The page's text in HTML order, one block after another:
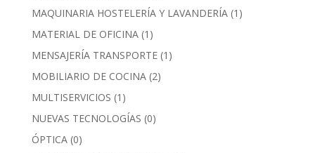
MAQUINARIA HOSTELERÍA Y LAVANDERÍA(1)
MATERIAL DE OFICINA(1)
MENSAJERÍA TRANSPORTE(1)
MOBILIARIO DE COCINA(2)
MULTISERVICIOS (1)
NUEVAS TECNOLOGÍAS (0)
ÓPTICA(0)